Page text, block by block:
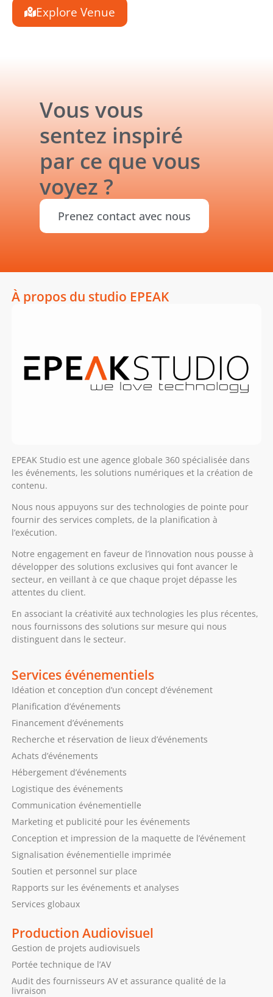
Explore Venue
Vous vous
sentez inspiré
par ce que vous
voyez ?
Prenez contact avec nous
À propos du studio EPEAK
EPEAK Studio est une agence globale 360 spécialisée dans
les événements, les solutions numériques et la création de
contenu.
Nous nous appuyons sur des technologies de pointe pour
fournir des services complets, de la planification à
l’exécution.
Notre engagement en faveur de l’innovation nous pousse à
développer des solutions exclusives qui font avancer le
secteur, en veillant à ce que chaque projet dépasse les
attentes du client.
En associant la créativité aux technologies les plus récentes,
nous fournissons des solutions sur mesure qui nous
distinguent dans le secteur.
Services événementiels
Idéation et conception d’un concept d’événement
Planification d’événements
Financement d’événements
Recherche et réservation de lieux d’événements
Achats d’événements
Hébergement d’événements
Logistique des événements
Communication événementielle
Marketing et publicité pour les événements
Conception et impression de la maquette de l’événement
Signalisation événementielle imprimée
Soutien et personnel sur place
Rapports sur les événements et analyses
Services globaux
Production Audiovisuel
Gestion de projets audiovisuels
Portée technique de l’AV
Audit des fournisseurs AV et assurance qualité de la
livraison